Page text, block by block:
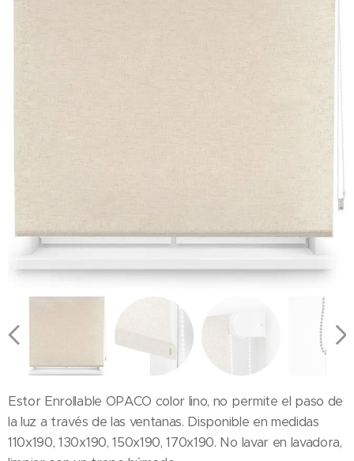
Estor Enrollable OPACO color lino, no permite el paso de
la luz a través de las ventanas. Disponible en medidas
110x190, 130x190, 150x190, 170x190. No lavar en lavadora,